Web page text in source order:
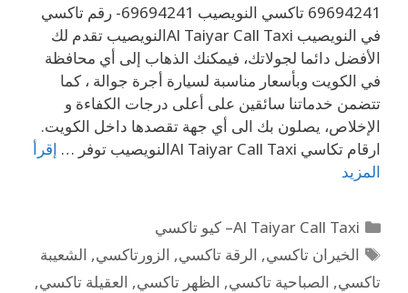
69694241 تاكسي النويصيب 69694241- رقم تاكسي
في النويصيب Al Taiyar Call Taxiالنويصيب تقدم لك
الأفضل دائما لجولاتك، فيمكنك الذهاب إلى أي محافظة
في الكويت وبأسعار مناسبة لسيارة أجرة جوالة ، كما
تتضمن خدماتنا سائقين على أعلى درجات الكفاءة و
الإخلاص، يصلون بك الى أي جهة تقصدها داخل الكويت.
ارقام تكاسي Al Taiyar Call Taxiالنويصيب توفر …
إقرأ
المزيد
Al Taiyar Call Taxi– كيو تاكسي
الخيران تاكسي, الرقة تاكسي, الزورتاكسي, الشعيبة
تاكسي, الصباحية تاكسي, الظهر تاكسي, العقيلة تاكسي,